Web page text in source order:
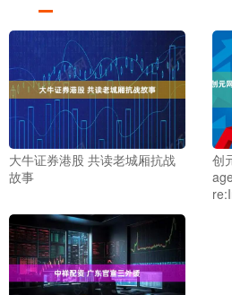
大牛证券港股 共读老城厢抗战
故事
创